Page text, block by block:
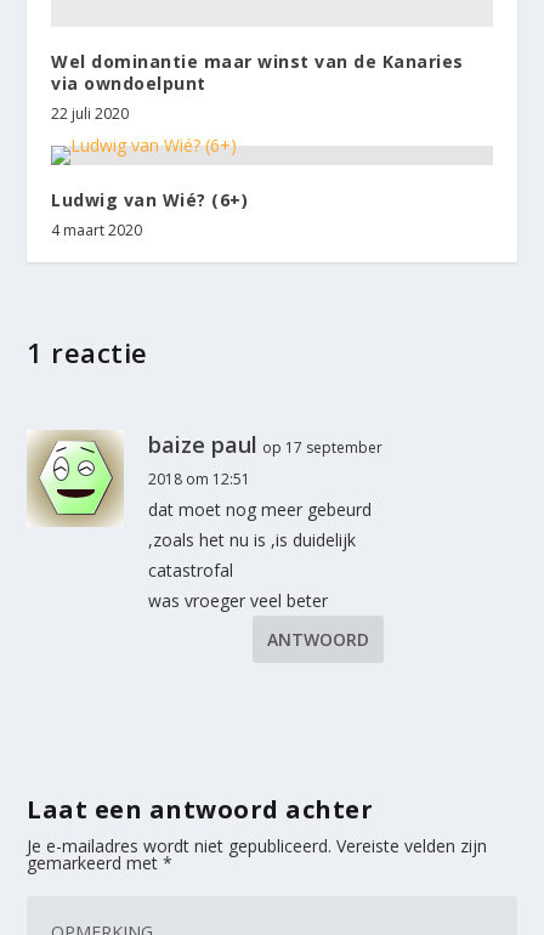
Wel dominantie maar winst van de Kanaries
via owndoelpunt
22 juli 2020
Ludwig van Wié? (6+)
4 maart 2020
1 reactie
baize paul op 17 september
2018 om 12:51
dat moet nog meer gebeurd
,zoals het nu is ,is duidelijk
catastrofal
was vroeger veel beter
ANTWOORD
Laat een antwoord achter
Je e-mailadres wordt niet gepubliceerd. Vereiste velden zijn
gemarkeerd met*